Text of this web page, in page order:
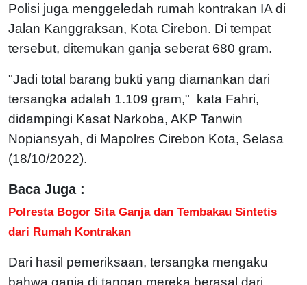
Polisi juga menggeledah rumah kontrakan IA di
Jalan Kanggraksan, Kota Cirebon. Di tempat
tersebut, ditemukan ganja seberat 680 gram.
"Jadi total barang bukti yang diamankan dari
tersangka adalah 1.109 gram," kata Fahri,
didampingi Kasat Narkoba, AKP Tanwin
Nopiansyah, di Mapolres Cirebon Kota, Selasa
(18/10/2022).
Baca Juga :
Polresta Bogor Sita Ganja dan Tembakau Sintetis
dari Rumah Kontrakan
Dari hasil pemeriksaan, tersangka mengaku
bahwa ganja di tangan mereka berasal dari